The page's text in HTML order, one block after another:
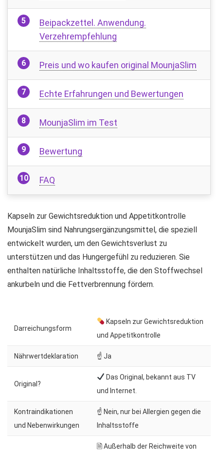
Beipackzettel. Anwendung.
Verzehrempfehlung
Preis und wo kaufen original MounjaSlim
Echte Erfahrungen und Bewertungen
MounjaSlim im Test
Bewertung
FAQ
Kapseln zur Gewichtsreduktion und Appetitkontrolle
MounjaSlim sind Nahrungsergänzungsmittel, die speziell
entwickelt wurden, um den Gewichtsverlust zu
unterstützen und das Hungergefühl zu reduzieren. Sie
enthalten natürliche Inhaltsstoffe, die den Stoffwechsel
ankurbeln und die Fettverbrennung fördern.
Darreichungsform
Kapseln zur Gewichtsreduktion
und Appetitkontrolle
Nährwertdeklaration ☝ Ja
Original?
Das Original, bekannt aus TV
und Internet.
Kontraindikationen
und Nebenwirkungen
☝ Nein, nur bei Allergien gegen die
Inhaltsstoffe
🗎 Außerhalb der Reichweite von